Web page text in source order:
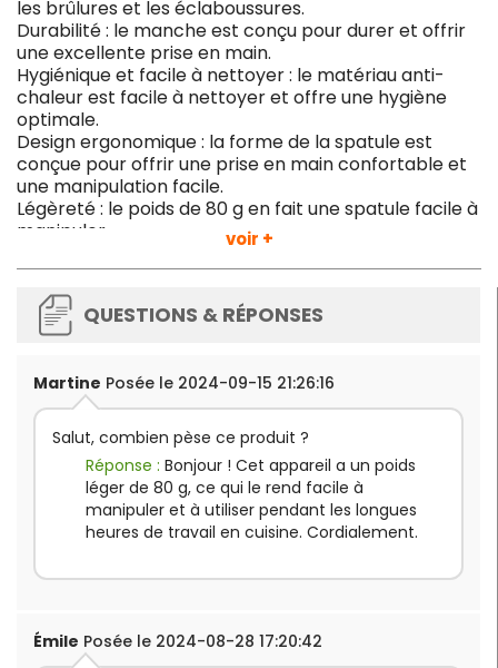
les brûlures et les éclaboussures.
Durabilité : le manche est conçu pour durer et offrir
une excellente prise en main.
Hygiénique et facile à nettoyer : le matériau anti-
chaleur est facile à nettoyer et offre une hygiène
optimale.
Design ergonomique : la forme de la spatule est
conçue pour offrir une prise en main confortable et
une manipulation facile.
Légèreté : le poids de 80 g en fait une spatule facile à
manipuler.
La spatule anti-chaleur 254mm de Vogue est la
solution idéale pour les restaurateurs qui veulent avoir
à leur disposition un outil pratique, durable et sûr pour
leurs préparations culinaires. Avec ce produit, vous êtes
garantissant la sécurité et la qualité de vos aliments.
voir +
QUESTIONS & RÉPONSES
Martine Posée le 2024-09-15 21:26:16
Salut, combien pèse ce produit ?
Réponse : Bonjour ! Cet appareil a un poids
léger de 80 g, ce qui le rend facile à
manipuler et à utiliser pendant les longues
heures de travail en cuisine. Cordialement.
Émile Posée le 2024-08-28 17:20:42